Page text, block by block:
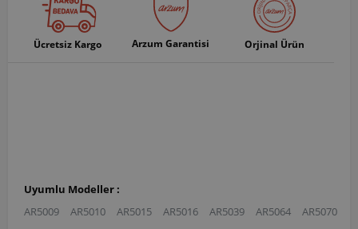
Ücretsiz Kargo Arzum Garantisi Orjinal Ürün
Uyumlu Modeller :
AR5009
AR5010 AR5015 AR5016 AR5039 AR5064 AR5070